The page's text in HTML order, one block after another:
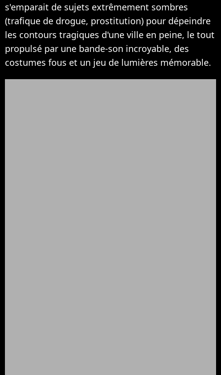
s'emparait de sujets extrêmement sombres
(trafique de drogue, prostitution) pour dépeindre
les contours tragiques d'une ville en peine, le tout
propulsé par une bande-son incroyable, des
costumes fous et un jeu de lumières mémorable.